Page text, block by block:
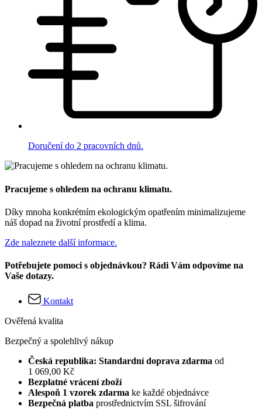
Doručení do 2 pracovních dnů.
Pracujeme s ohledem na ochranu klimatu.
Díky mnoha konkrétním ekologickým opatřením minimalizujeme
náš dopad na životní prostředí a klima.
Zde naleznete další informace.
Potřebujete pomoci s objednávkou? Rádi Vám odpovíme na
Vaše dotazy.
Kontakt
Ověřená kvalita
Bezpečný a spolehlivý nákup
Česká republika: Standardní doprava zdarma od
1 069,00 Kč
Bezplatné vrácení zboží
Alespoň 1 vzorek zdarma ke každé objednávce
Bezpečná platba prostřednictvím SSL šifrování